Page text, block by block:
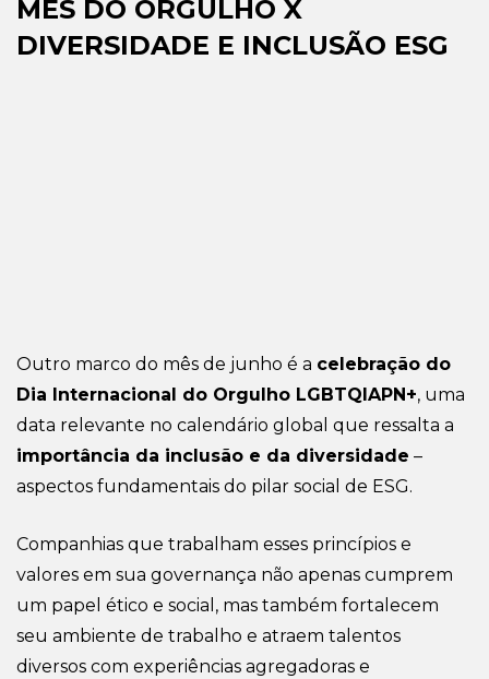
MÊS DO ORGULHO X
DIVERSIDADE E INCLUSÃO ESG
Outro marco do mês de junho é a celebração do
Dia Internacional do Orgulho LGBTQIAPN+, uma
data relevante no calendário global que ressalta a
importância da inclusão e da diversidade –
aspectos fundamentais do pilar social de ESG.
Companhias que trabalham esses princípios e
valores em sua governança não apenas cumprem
um papel ético e social, mas também fortalecem
seu ambiente de trabalho e atraem talentos
diversos com experiências agregadoras e